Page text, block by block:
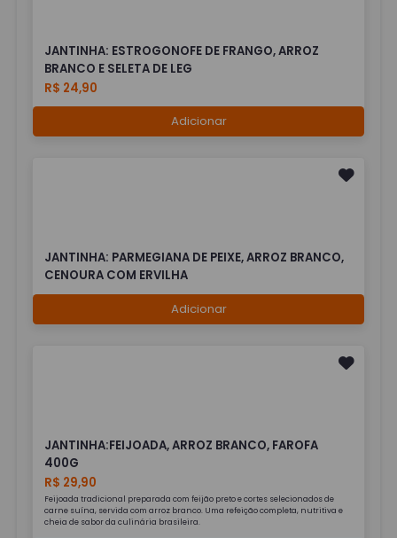
JANTINHA: ESTROGONOFE DE FRANGO, ARROZ
BRANCO E SELETA DE LEG
R$ 24,90
Adicionar
JANTINHA: PARMEGIANA DE PEIXE, ARROZ BRANCO,
CENOURA COM ERVILHA
Adicionar
JANTINHA:FEIJOADA, ARROZ BRANCO, FAROFA
400G
R$ 29,90
Feijoada tradicional preparada com feijão preto e cortes selecionados de
carne suína, servida com arroz branco. Uma refeição completa, nutritiva e
cheia de sabor da culinária brasileira.